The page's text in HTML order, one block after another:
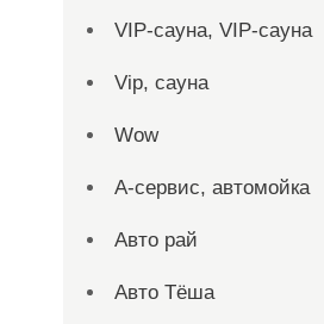
VIP-сауна, VIP-сауна
Vip, сауна
Wow
А-сервис, автомойка
Авто рай
Авто Тёша